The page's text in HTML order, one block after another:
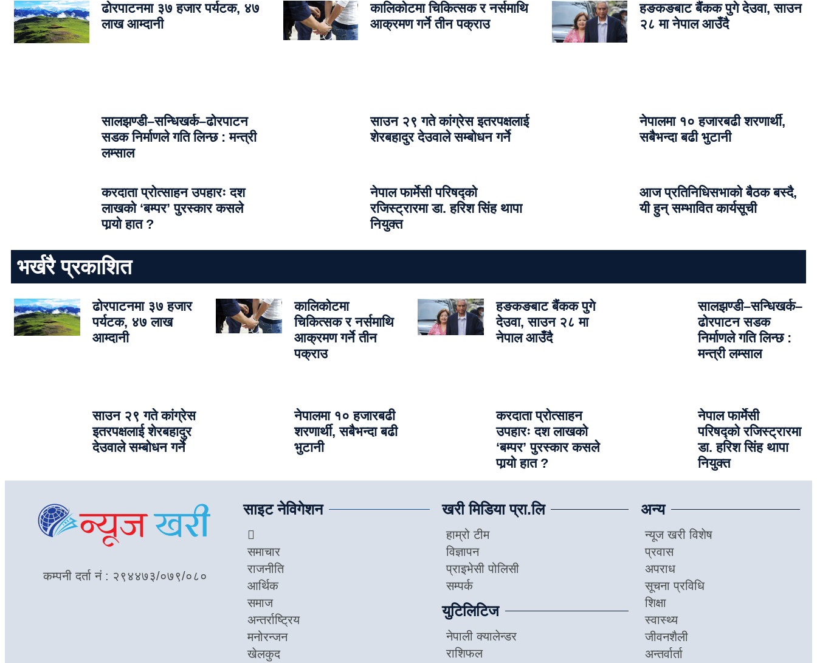
ढोरपाटनमा ३७ हजार पर्यटक, ४७
लाख आम्दानी
कालिकोटमा चिकित्सक र नर्समाथि
आक्रमण गर्ने तीन पक्राउ
हङकङबाट बैंकक पुगे देउवा, साउन
२८ मा नेपाल आउँदै
सालझण्डी–सन्धिखर्क–ढोरपाटन
सडक निर्माणले गति लिन्छ : मन्त्री
लम्साल
साउन २९ गते कांग्रेस इतरपक्षलाई
शेरबहादुर देउवाले सम्बोधन गर्ने
नेपालमा १० हजारबढी शरणार्थी,
सबैभन्दा बढी भुटानी
करदाता प्रोत्साहन उपहारः दश
लाखको ‘बम्पर’ पुरस्कार कसले
पार्‍याे हात ?
नेपाल फार्मेसी परिषद्को
रजिस्ट्रारमा डा. हरिश सिंह थापा
नियुक्त
आज प्रतिनिधिसभाको बैठक बस्दै,
यी हुन् सम्भावित कार्यसूची
भर्खरै प्रकाशित
ढोरपाटनमा ३७ हजार
पर्यटक, ४७ लाख
आम्दानी
कालिकोटमा
चिकित्सक र नर्समाथि
आक्रमण गर्ने तीन
पक्राउ
हङकङबाट बैंकक पुगे
देउवा, साउन २८ मा
नेपाल आउँदै
सालझण्डी–सन्धिखर्क–
ढोरपाटन सडक
निर्माणले गति लिन्छ :
मन्त्री लम्साल
साउन २९ गते कांग्रेस
इतरपक्षलाई शेरबहादुर
देउवाले सम्बोधन गर्ने
नेपालमा १० हजारबढी
शरणार्थी, सबैभन्दा बढी
भुटानी
करदाता प्रोत्साहन
उपहारः दश लाखको
‘बम्पर’ पुरस्कार कसले
पार्‍याे हात ?
नेपाल फार्मेसी
परिषद्को रजिस्ट्रारमा
डा. हरिश सिंह थापा
नियुक्त
कम्पनी दर्ता नं : २९४४७३/०७९/०८०
साइट नेविगेशन
समाचार
राजनीति
आर्थिक
समाज
अन्तर्राष्ट्रिय
मनोरन्जन
खेलकुद
खरी मिडिया प्रा.लि
हाम्रो टीम
विज्ञापन
प्राइभेसी पोलिसी
सम्पर्क
युटिलिटिज
नेपाली क्यालेन्डर
राशिफल
अन्य
न्यूज खरी विशेष
प्रवास
अपराध
सूचना प्रविधि
शिक्षा
स्वास्थ्य
जीवनशैली
अन्तर्वार्ता